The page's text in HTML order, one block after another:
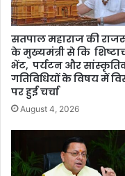
सतपाल महाराज की
के मुख्यमंत्री से कि
भेंट, पर्यटन और
गतिविधियों के विषय में
पर हुई चर्चा
August 4, 2026